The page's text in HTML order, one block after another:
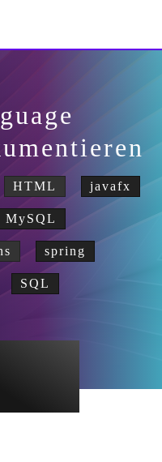
HTML javafx
MySQL
spring
SQL